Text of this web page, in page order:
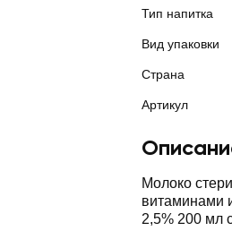
Тип напитка
Вид упаковки
Страна
Артикул
Молоко
витаминами
2,5% 200 мл